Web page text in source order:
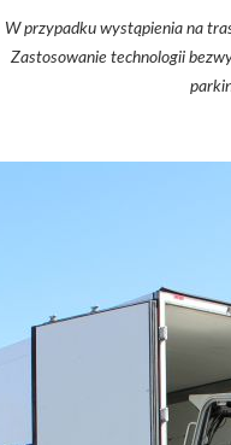
W przypadku wystąpienia na
Zastosowanie technologii